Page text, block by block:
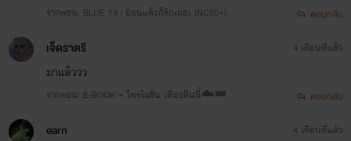
จากตอน: BLUE 19 | อ้อนแล้วก็รักเถอะ (NC20+) ตอบกลับ
เจ็ดราตรี
มาแล้ววว
จากตอน: E-BOOK + โพรโมชั่น เที่ยงคืนนี้☁️👑
4 เดือนที่แล้ว
ตอบกลับ
earn 4 เดือนที่แล้ว